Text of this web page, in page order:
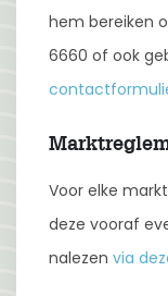
hem bereiken
6660 of ook
Voor elke
deze vooraf
nalezen via